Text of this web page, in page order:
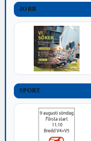
JOBB
SPORT